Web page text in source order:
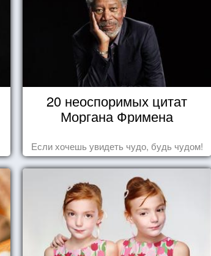
20 неоспоримых цитат
Моргана Фримена
Если хочешь увидеть чудо, будь чудом!